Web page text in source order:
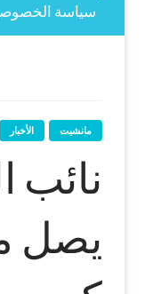
سياسة
الأخبار مانشيت
نائب
يصل